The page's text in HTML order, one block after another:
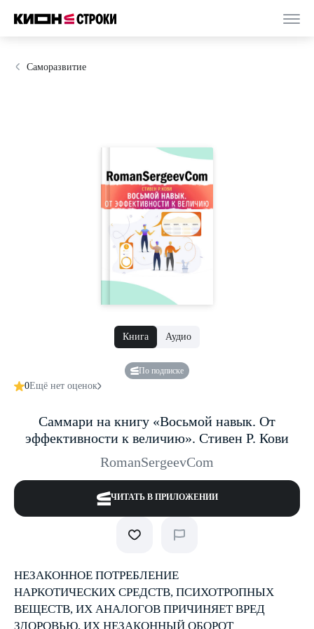
Саморазвитие
Книга Аудио
По подписке
0Ещё нет оценок
Саммари на книгу «Восьмой навык. От
эффективности к величию». Стивен Р. Кови
RomanSergeevCom
ЧИТАТЬ В ПРИЛОЖЕНИИ
НЕЗАКОННОЕ ПОТРЕБЛЕНИЕ
НАРКОТИЧЕСКИХ СРЕДСТВ, ПСИХОТРОПНЫХ
ВЕЩЕСТВ, ИХ АНАЛОГОВ ПРИЧИНЯЕТ ВРЕД
ЗДОРОВЬЮ, ИХ НЕЗАКОННЫЙ ОБОРОТ